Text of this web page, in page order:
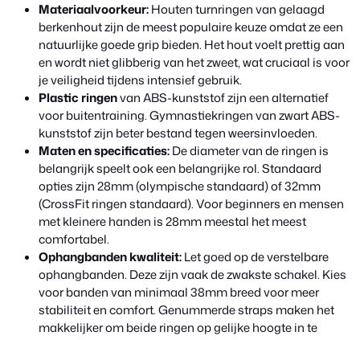
Materiaalvoorkeur:Houten turnringen van gelaagd
berkenhout zijn de meest populaire keuze omdat ze een
natuurlijke goede grip bieden. Het hout voelt prettig aan
en wordt niet glibberig van het zweet, wat cruciaal is voor
je veiligheid tijdens intensief gebruik.
Plastic ringenvan ABS-kunststof zijn een alternatief
voor buitentraining. Gymnastiekringen van zwart ABS-
kunststof zijn beter bestand tegen weersinvloeden.
Maten en specificaties:De diameter van de ringen is
belangrijk speelt ook een belangrijke rol. Standaard
opties zijn 28mm (olympische standaard) of 32mm
(CrossFit ringen standaard). Voor beginners en mensen
met kleinere handen is 28mm meestal het meest
comfortabel.
Ophangbanden kwaliteit:Let goed op de verstelbare
ophangbanden. Deze zijn vaak de zwakste schakel. Kies
voor banden van minimaal 38mm breed voor meer
stabiliteit en comfort. Genummerde straps maken het
makkelijker om beide ringen op gelijke hoogte in te